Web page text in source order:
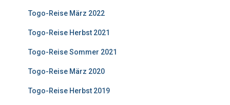
Togo-Reise März 2022
Togo-Reise Herbst 2021
Togo-Reise Sommer 2021
Togo-Reise März 2020
Togo-Reise Herbst 2019